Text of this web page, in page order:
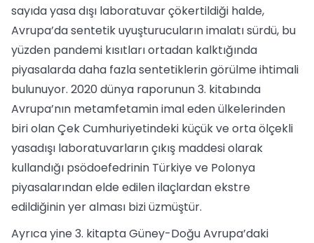
sayıda yasa dışı laboratuvar çökertildiği halde,
Avrupa’da sentetik uyuşturucuların imalatı sürdü, bu
yüzden pandemi kısıtları ortadan kalktığında
piyasalarda daha fazla sentetiklerin görülme ihtimali
bulunuyor. 2020 dünya raporunun 3. kitabında
Avrupa’nın metamfetamin imal eden ülkelerinden
biri olan Çek Cumhuriyetindeki küçük ve orta ölçekli
yasadışı laboratuvarların çıkış maddesi olarak
kullandığı psödoefedrinin Türkiye ve Polonya
piyasalarından elde edilen ilaçlardan ekstre
edildiğinin yer alması bizi üzmüştür.
Ayrıca yine 3. kitapta Güney-Doğu Avrupa’daki